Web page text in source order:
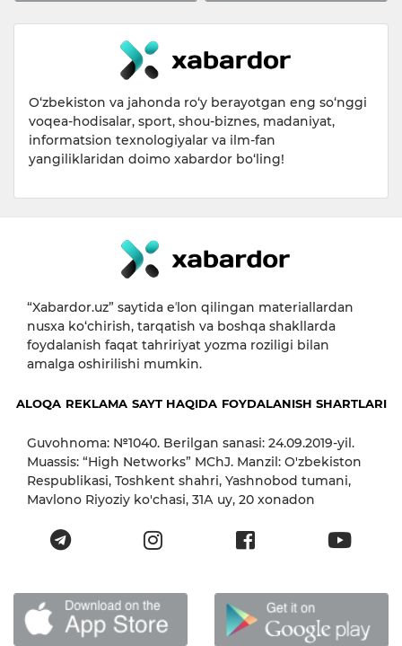
O‘zbekiston va jahonda ro‘y berayotgan eng so‘nggi
voqea-hodisalar, sport, shou-biznes, madaniyat,
informatsion texnologiyalar va ilm-fan
yangiliklaridan doimo xabardor bo‘ling!
“Xabardor.uz” saytida eʼlon qilingan materiallardan
nusxa ko‘chirish, tarqatish va boshqa shakllarda
foydalanish faqat tahririyat yozma roziligi bilan
amalga oshirilishi mumkin.
ALOQA REKLAMA SAYT HAQIDA FOYDALANISH SHARTLARI
Guvohnoma: №1040. Berilgan sanasi: 24.09.2019-yil.
Muassis: “High Networks” MChJ. Manzil: O'zbekiston
Respublikasi, Toshkent shahri, Yashnobod tumani,
Mavlono Riyoziy ko'chasi, 31А uy, 20 xonadon